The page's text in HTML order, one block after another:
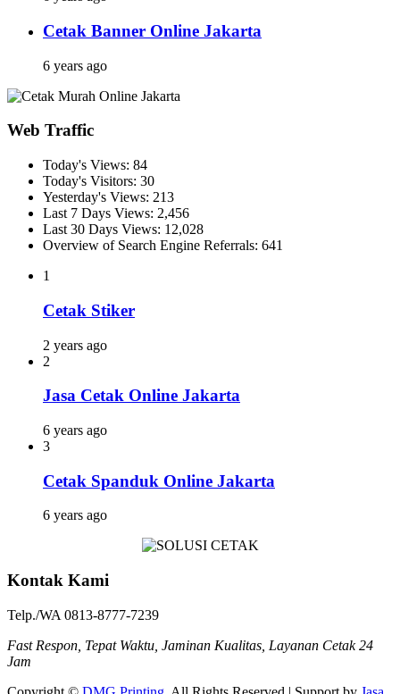
Cetak Banner Online Jakarta
6 years ago
Web Traffic
Today's Views: 84
Today's Visitors: 30
Yesterday's Views: 213
Last 7 Days Views: 2,456
Last 30 Days Views: 12,028
Overview of Search Engine Referrals: 641
1
Cetak Stiker
2 years ago
2
Jasa Cetak Online Jakarta
6 years ago
3
Cetak Spanduk Online Jakarta
6 years ago
Kontak Kami
Telp./WA 0813-8777-7239
Fast Respon, Tepat Waktu, Jaminan Kualitas, Layanan Cetak 24
Jam